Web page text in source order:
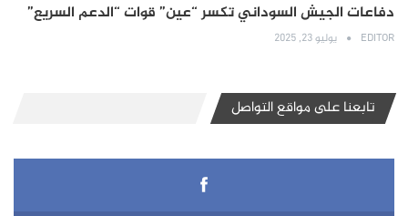
دفاعات الجيش السوداني تكسر “عين” قوات “الدعم السريع”
EDITOR يوليو 23, 2025
تابعنا على مواقع التواصل